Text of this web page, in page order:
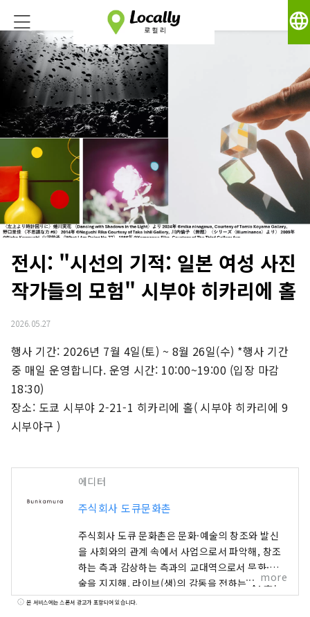
language
전시: "시선의 기적: 일본 여성 사진
작가들의 모험" 시부야 히카리에 홀
2026.05.27
행사 기간: 2026년 7월 4일(토) ~ 8월 26일(수) *행사 기간
중 매일 운영합니다. 운영 시간: 10:00~19:00 (입장 마감
18:30)
장소: 도쿄 시부야 2-21-1 히카리에 홀( 시부야 히카리에 9
시부야구 )
에디터
주식회사 도큐문화촌
주식회사 도큐 문화촌은 문화·예술의 창조와 발신
을 사회와의 관계 속에서 사업으로서 파악해, 창조
하는 측과 감상하는 측과의 교대역으로서 문화·예
술을 지지해, 라이브(생)의 감동을 전하는 것, 모든
손님에게 항상 최대의 만족·감동을 해 주시는 것을
more
본 서비스에는 스폰서 광고가 포함되어 있습니다.